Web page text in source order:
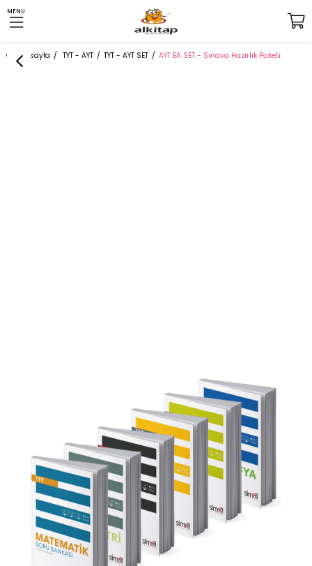
MENU
Anasayfa TYT - AYT TYT - AYT SET AYT EA SET - Sınava Hazırlık Paketi